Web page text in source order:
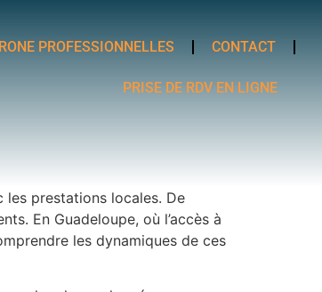
PROFESSIONNELLES CONTACT
PRISE DE RDV EN LIGNE
les prestations locales. De
En Guadeloupe, où l’accès à
les dynamiques de ces